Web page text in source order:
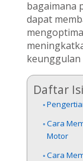
bagaimana
dapat
Daftar Isi
Cara
Motor
Cara